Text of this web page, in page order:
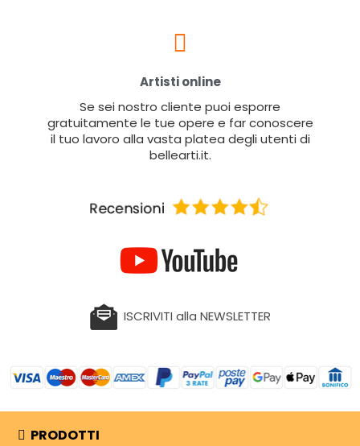
Artisti online
Se sei nostro cliente puoi esporre
gratuitamente le tue opere e far conoscere
il tuo lavoro alla vasta platea degli utenti di
bellearti.it.
ISCRIVITI alla NEWSLETTER
PRODOTTI